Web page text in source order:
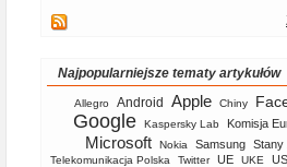
Najpopularniejsze tematy artykułów
Allegro Android Apple Chiny
Google Kaspersky Lab Komisja
Microsoft Nokia Samsung Stany
Telekomunikacja Polska Twitter UE UKE